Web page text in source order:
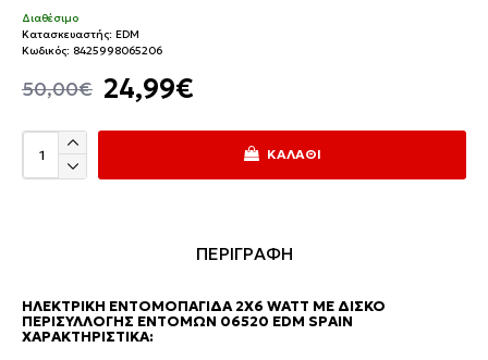
24,99€
50,00€
Διαθέσιμο
Κατασκευαστής: EDM
Κωδικός: 8425998065206
ΚΑΛΆΘΙ
ΠΕΡΙΓΡΑΦΗ
ΗΛΕΚΤΡΙΚΉ ΕΝΤΟΜΟΠΑΓΊΔΑ 2X6 WATT ΜΕ ΔΊΣΚΟ
ΠΕΡΙΣΥΛΛΟΓΉΣ ΕΝΤΌΜΩΝ 06520 EDM SPAIN
ΧΑΡΑΚΤΗΡΙΣΤΙΚΆ: